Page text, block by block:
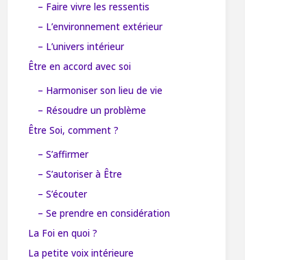
– Faire vivre les ressentis
– L’environnement extérieur
– L’univers intérieur
Être en accord avec soi
– Harmoniser son lieu de vie
– Résoudre un problème
Être Soi, comment ?
– S’affirmer
– S’autoriser à Être
– S’écouter
– Se prendre en considération
La Foi en quoi ?
La petite voix intérieure